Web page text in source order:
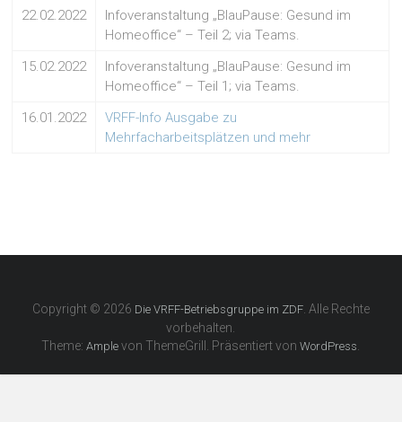
22.02.2022
Infoveranstaltung „BlauPause: Gesund im
Homeoffice“ – Teil 2; via Teams.
15.02.2022
Infoveranstaltung „BlauPause: Gesund im
Homeoffice“ – Teil 1; via Teams.
16.01.2022
VRFF-Info Ausgabe zu
Mehrfacharbeitsplätzen und mehr
Copyright © 2026 Die VRFF-Betriebsgruppe im ZDF. Alle Rechte
vorbehalten.
Theme:Ample von ThemeGrill. Präsentiert vonWordPress